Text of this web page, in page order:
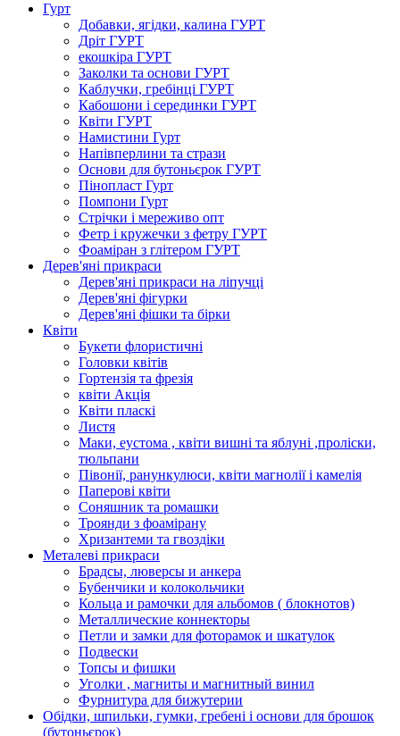
Гурт
Добавки, ягідки, калина ГУРТ
Дріт ГУРТ
екошкіра ГУРТ
Заколки та основи ГУРТ
Каблучки, гребінці ГУРТ
Кабошони і серединки ГУРТ
Квіти ГУРТ
Намистини Гурт
Напівперлини та стрази
Основи для бутоньєрок ГУРТ
Пінопласт Гурт
Помпони Гурт
Стрічки і мереживо опт
Фетр і кружечки з фетру ГУРТ
Фоаміран з глітером ГУРТ
Дерев'яні прикраси
Дерев'яні прикраси на ліпучці
Дерев'яні фігурки
Дерев'яні фішки та бірки
Квіти
Букети флористичні
Головки квітів
Гортензія та фрезія
квіти Акція
Квіти пласкі
Листя
Маки, еустома , квіти вишні та яблуні ,проліски,
тюльпани
Півонії, ранункулюси, квіти магнолії і камелія
Паперові квіти
Соняшник та ромашки
Троянди з фоамірану
Хризантеми та гвоздіки
Металеві прикраси
Брадсы, люверсы и анкера
Бубенчики и колокольчики
Кольца и рамочки для альбомов ( блокнотов)
Металлические коннекторы
Петли и замки для фоторамок и шкатулок
Подвески
Топсы и фишки
Уголки , магниты и магнитный винил
Фурнитура для бижутерии
Обідки, шпильки, гумки, гребені і основи для брошок
(бутоньєрок)